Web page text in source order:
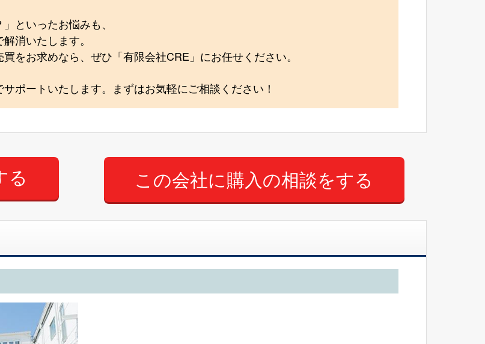
といったお悩みも、
消いたします。
をお求めなら、ぜひ「有限会社CRE」にお任せください。
ポートいたします。まずはお気軽にご相談ください！
この会社に購入の相談をする